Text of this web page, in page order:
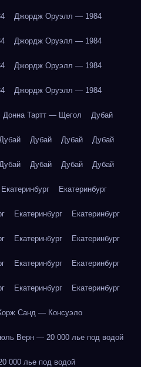
Джордж Оруэлл — 1984
Джордж Оруэлл — 1984
Джордж Оруэлл — 1984
Джордж Оруэлл — 1984
Донна Тартт — Щегол Дубай
Дубай Дубай Дубай
Дубай Дубай Дубай
Екатеринбург Екатеринбург
Екатеринбург Екатеринбург
Екатеринбург Екатеринбург
Екатеринбург Екатеринбург
Екатеринбург Екатеринбург
Санд — Консуэло
Верн — 20 000 лье под водой
000 лье под водой